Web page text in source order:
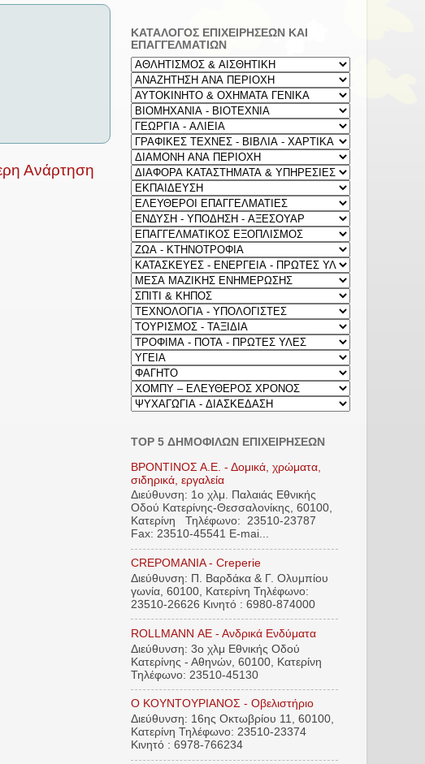
Ανάρτηση
ΚΑΤΑΛΟΓΟΣ ΕΠΙΧΕΙΡΗΣΕΩΝ ΚΑΙ
ΕΠΑΓΓΕΛΜΑΤΙΩΝ
TOP 5 ΔΗΜΟΦΙΛΩΝ ΕΠΙΧΕΙΡΗΣΕΩΝ
ΒΡΟΝΤΙΝΟΣ Α.Ε. - Δομικά, χρώματα,
σιδηρικά, εργαλεία
Διεύθυνση: 1ο χλμ. Παλαιάς Εθνικής
Οδού Κατερίνης-Θεσσαλονίκης, 60100,
Κατερίνη Τηλέφωνο: 23510-23787
Fax: 23510-45541 E-mai...
CREPOMANIA - Creperie
Διεύθυνση: Π. Βαρδάκα & Γ. Ολυμπίου
γωνία, 60100, Κατερίνη Τηλέφωνο:
23510-26626 Κινητό : 6980-874000
ROLLMANN ΑΕ - Ανδρικά Ενδύματα
Διεύθυνση: 3ο χλμ Εθνικής Οδού
Κατερίνης - Αθηνών, 60100, Κατερίνη
Τηλέφωνο: 23510-45130
Ο ΚΟΥΝΤΟΥΡΙΑΝΟΣ - Οβελιστήριο
Διεύθυνση: 16ης Οκτωβρίου 11, 60100,
Κατερίνη Τηλέφωνο: 23510-23374
Κινητό : 6978-766234